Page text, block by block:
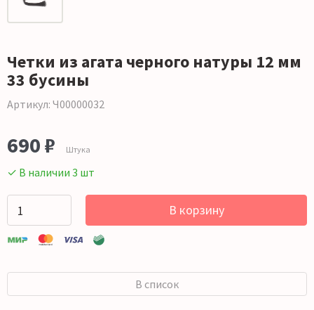
Четки из агата черного натуры 12 мм
33 бусины
Артикул: Ч00000032
690 ₽ Штука
✓ В наличии 3 шт
В корзину
В список